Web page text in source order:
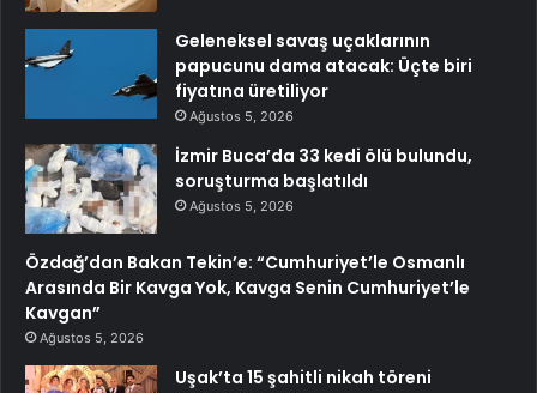
Geleneksel savaş uçaklarının
papucunu dama atacak: Üçte biri
fiyatına üretiliyor
Ağustos 5, 2026
İzmir Buca’da 33 kedi ölü bulundu,
soruşturma başlatıldı
Ağustos 5, 2026
Özdağ’dan Bakan Tekin’e: “Cumhuriyet’le Osmanlı
Arasında Bir Kavga Yok, Kavga Senin Cumhuriyet’le
Kavgan”
Ağustos 5, 2026
Uşak’ta 15 şahitli nikah töreni